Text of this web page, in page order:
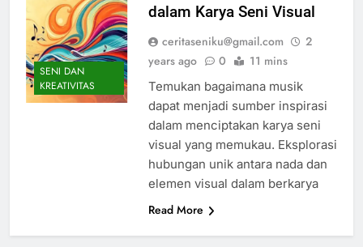
SENI DAN
KREATIVITAS
dalam Karya Seni Visual
ceritaseniku@gmail.com
2
years ago
0 11 mins
Temukan bagaimana musik
dapat menjadi sumber inspirasi
dalam menciptakan karya seni
visual yang memukau. Eksplorasi
hubungan unik antara nada dan
elemen visual dalam berkarya
Read More